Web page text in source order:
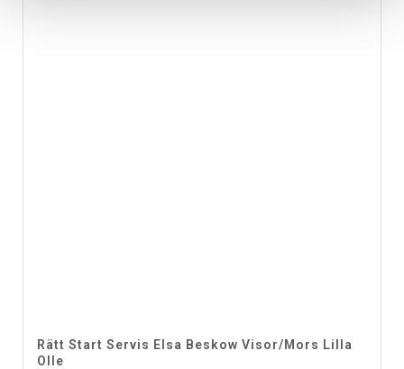
Rätt Start Servis Elsa Beskow Visor/Mors Lilla
Olle